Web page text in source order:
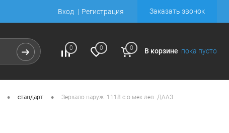
Вход Регистрация Заказать звонок
0 0 0 В корзине пока пусто
• стандарт • Зеркало наруж. 1118 с.о.мех.лев. ДААЗ